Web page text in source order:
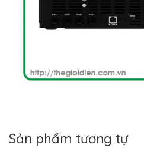
Sản phẩm tương tự